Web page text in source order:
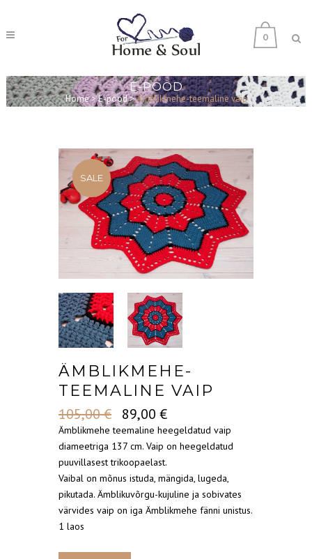
0
E-POOD
Home>E-pood>Ämblikmehe-teemaline vaip
SALE
ÄMBLIKMEHE-
TEEMALINE VAIP
105,00€
Algne
hind
oli:
105,00 €.
89,00 €Current
price
is:
Ämblikmehe teemaline heegeldatud vaip
diameetriga 137 cm. Vaip on heegeldatud
puuvillasest trikoopaelast.
Vaibal on mõnus istuda, mängida, lugeda,
pikutada. Ämblikuvõrgu-kujuline ja sobivates
värvides vaip on iga Ämblikmehe fänni unistus.
1 laos